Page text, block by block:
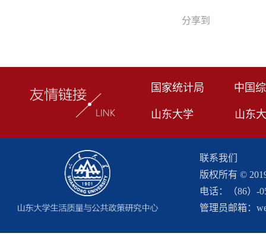
分享到
国家统计局 中国
山东大学 山东
联系我们
版权所有 ©
电话：（86）-
管理员邮箱：